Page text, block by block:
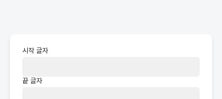
시작 글자
끝 글자